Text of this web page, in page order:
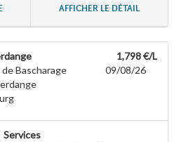
AFFICHER LE DÉTAIL
Bascharage
1,798 €/L
09/08/26
Services